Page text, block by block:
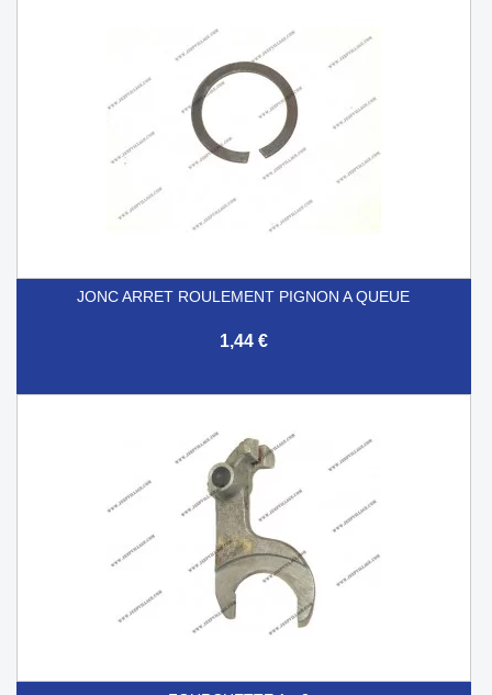
JONC ARRET ROULEMENT PIGNON A QUEUE
1,44 €